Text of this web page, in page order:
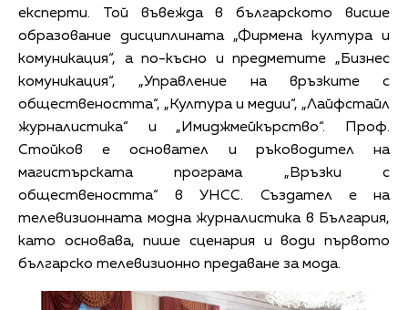
експерти. Той въвежда в българското висше
образование дисциплината „Фирмена култура и
комуникация“, а по-късно и предметите „Бизнес
комуникация“, „Управление на връзките с
обществеността“, „Култура и медии“, „Лайфстайл
журналистика“ и „Имиджмейкърство“. Проф.
Стойков е основател и ръководител на
магистърската програма „Връзки с
обществеността“ в УНСС. Създател е на
телевизионната модна журналистика в България,
като основава, пише сценария и води първото
българско телевизионно предаване за мода.